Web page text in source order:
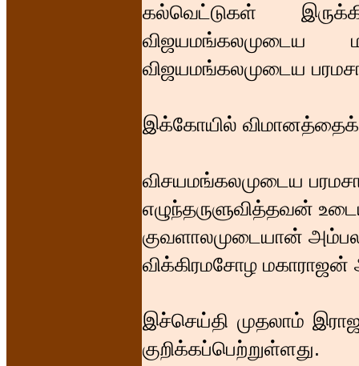
கல்வெட்டுகள்
விஜயமங்கலமுடைய
விஜயமங்கலமுடைய
இக்கோயில்
விசயமங்கலமுடைய
எழுந்தருளுவித்தவன்
குவளாலமுடையான்
விக்கிரமசோழ
இச்செய்தி முதலாம்
குறிக்கப்பெற்றுள்ளது.